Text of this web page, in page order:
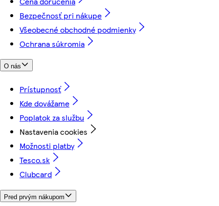
Bezpečnosť pri nákupe
Všeobecné obchodné podmienky
Ochrana súkromia
O nás
Prístupnosť
Kde dovážame
Poplatok za službu
Nastavenia cookies
Možnosti platby
Tesco.sk
Clubcard
Pred prvým nákupom